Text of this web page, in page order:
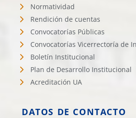
Normatividad
Rendición de cuentas
Convocatorías Públicas
Convocatorías Vicerrectoría de
Boletín Institucional
Plan de Desarrollo Institucional
Acreditación UA
DATOS DE CONTACTO